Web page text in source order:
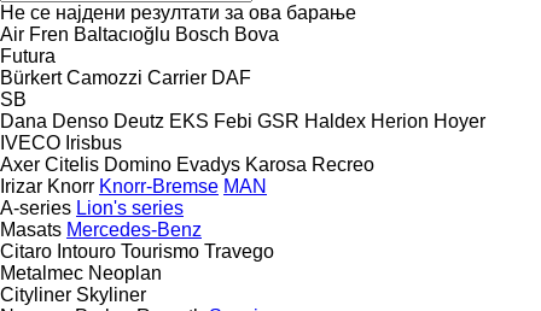
Не се најдени резултати за ова барање
Air Fren Baltacıoğlu Bosch Bova
Futura
Bürkert Camozzi Carrier DAF
SB
Dana Denso Deutz EKS Febi GSR Haldex Herion Hoyer
IVECO Irisbus
Axer Citelis Domino Evadys Karosa Recreo
Irizar Knorr Knorr-Bremse MAN
A-series Lion's series
Masats Mercedes-Benz
Citaro Intouro Tourismo Travego
Metalmec Neoplan
Cityliner Skyliner